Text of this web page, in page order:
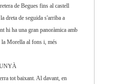
de Begues fins al castell
dreta de seguida s'arriba a
hi ha una gran panoràmica amb
la Morella al fons i, més
tot baixant. Al davant, en